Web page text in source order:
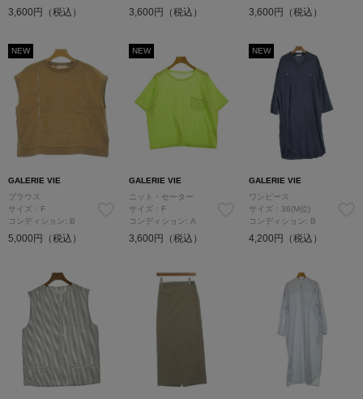
3,600円（税込） 3,600円（税込） 3,600円（税込）
NEW
GALERIE VIE
ブラウス
サイズ：F
コンディション: B
5,000円（税込）
NEW
GALERIE VIE
ニット・セーター
サイズ：F
コンディション: A
3,600円（税込）
NEW
GALERIE VIE
ワンピース
サイズ：36(M位)
コンディション: B
4,200円（税込）